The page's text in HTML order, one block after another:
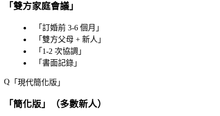
「雙方家庭會議 」
「 訂婚前 3-6 個月 」
「 雙方父母 + 新人 」
「 1-2 次協調 」
「 書面記錄 」
「 現代簡化版 」
「簡化版 」（多數新人）